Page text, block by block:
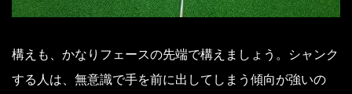
構えも、かなりフェースの先端で構えましょう。シャンク
する人は、無意識で手を前に出してしまう傾向が強いの